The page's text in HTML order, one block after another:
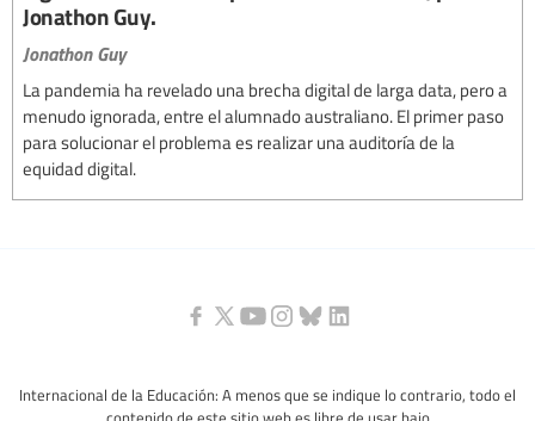
Jonathon Guy.
Jonathon Guy
La pandemia ha revelado una brecha digital de larga data, pero a
menudo ignorada, entre el alumnado australiano. El primer paso
para solucionar el problema es realizar una auditoría de la
equidad digital.
Internacional de la Educación: A menos que se indique lo contrario, todo el